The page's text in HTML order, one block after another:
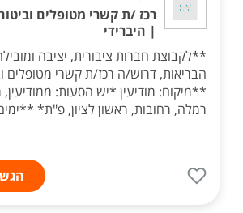
רכז /ת קשרי מטופלים
| היברידי
**לקבוצת חברות ציבורית, יציבה
הבריאות, דרוש/ה רכז/ת קשרי מטופלים
**מיקום: מודיעין *יש הסעות: ממודיעין,
רמלה, רחובות, ראשון לציון, פ"ת* **ימים